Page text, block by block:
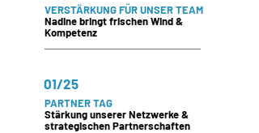
VERSTÄRKUNG FÜR UNSER TEAM
Nadine bringt frischen Wind &
Kompetenz
01/25
PARTNER TAG
Stärkung unserer Netzwerke &
strategischen Partnerschaften